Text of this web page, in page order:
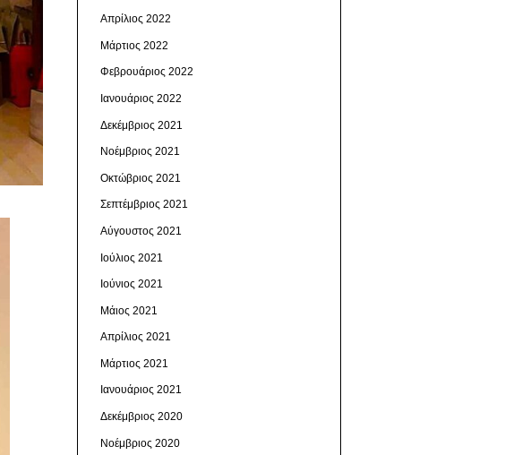
Απρίλιος 2022
Μάρτιος 2022
Φεβρουάριος 2022
Ιανουάριος 2022
Δεκέμβριος 2021
Νοέμβριος 2021
Οκτώβριος 2021
Σεπτέμβριος 2021
Αύγουστος 2021
Ιούλιος 2021
Ιούνιος 2021
Μάιος 2021
Απρίλιος 2021
Μάρτιος 2021
Ιανουάριος 2021
Δεκέμβριος 2020
Νοέμβριος 2020